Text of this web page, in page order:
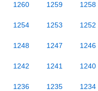
1260 1259 1258
1254 1253 1252
1248 1247 1246
1242 1241 1240
1236 1235 1234